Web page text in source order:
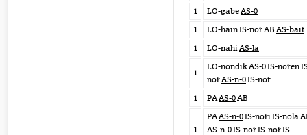
1
LO-gabeAS-0
1
LO-hain IS-nor AB AS-bait
1
LO-nahiAS-la
1
LO-nondik AS-0 IS-noren
norAS-n-0IS-nor
1
PAAS-0AB
1
PAAS-n-0IS-nori IS-nola
AS-n-0 IS-nor IS-nor IS-